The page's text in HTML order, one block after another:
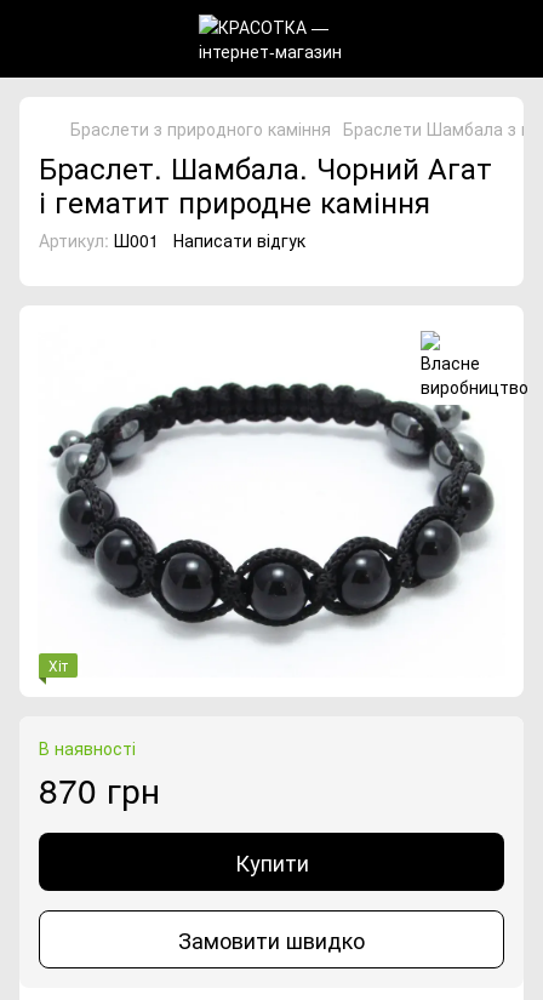
Браслети з природного каміння Браслети Шамбала з
Браслет. Шамбала. Чорний Агат
і гематит природне каміння
Артикул: Ш001 Написати відгук
Хіт
В наявності
870 грн
Купити
Замовити швидко